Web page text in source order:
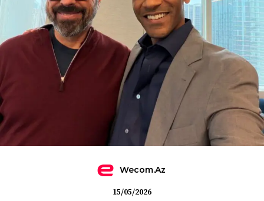
Wecom.az
15/05/2026